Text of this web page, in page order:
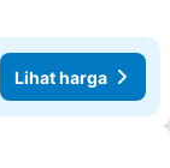
Lihat harga
favorit